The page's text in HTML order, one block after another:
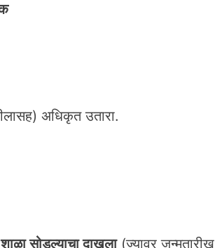
अधिकृत उतारा.
सोडल्याचा दाखला(ज्यावर जन्मतारीख